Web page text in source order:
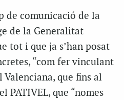
de comunicació de la
de la Generalitat
tot i que ja s’han posat
“com fer vinculant
que fins al
PATIVEL, que “nomes